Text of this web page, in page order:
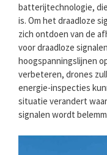
batterijtechnologie,
is. Om het draadloze
zich ontdoen van de
voor draadloze
hoogspanningslijnen
verbeteren, drones
energie-inspecties
situatie verandert
signalen wordt